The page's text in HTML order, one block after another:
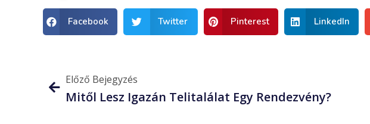
Facebook Twitter Pinterest LinkedIn
Előző Bejegyzés
Mitől Lesz Igazán Telitalálat Egy Rendezvény?